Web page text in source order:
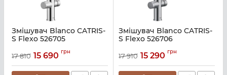
Змішувач Blanco CATRIS-
S Flexo 526705
17 810 15 690 грн
Змішувач Blanco CATRIS-
S Flexo 526706
17 910 15 290 грн